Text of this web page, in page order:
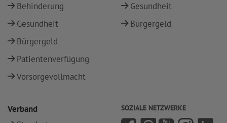
Behinderung
Gesundheit
Bürgergeld
Patientenverfügung
Vorsorgevollmacht
Gesundheit
Bürgergeld
Verband
SOZIALE NETZWERKE